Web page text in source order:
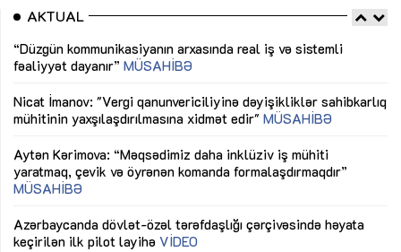
AKTUAL
“Düzgün kommunikasiyanın arxasında real iş və sistemli
fəaliyyət dayanır” MÜSAHİBƏ
Nicat İmanov: "Vergi qanunvericiliyinə dəyişikliklər sahibkarlıq
mühitinin yaxşılaşdırılmasına xidmət edir" MÜSAHİBƏ
Aytən Kərimova: “Məqsədimiz daha inklüziv iş mühiti
yaratmaq, çevik və öyrənən komanda formalaşdırmaqdır”
MÜSAHİBƏ
Azərbaycanda dövlət-özəl tərəfdaşlığı çərçivəsində həyata
keçirilən ilk pilot layihə VİDEO